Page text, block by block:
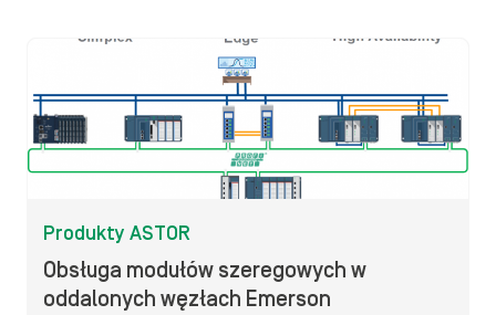
Produkty ASTOR
Obsługa modułów szeregowych w
oddalonych węzłach Emerson